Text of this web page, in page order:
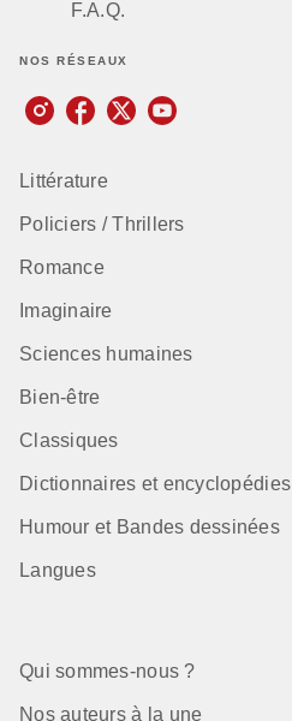
F.A.Q.
NOS RÉSEAUX
Littérature
Policiers / Thrillers
Romance
Imaginaire
Sciences humaines
Bien-être
Classiques
Dictionnaires et encyclopédies
Humour et Bandes dessinées
Langues
Qui sommes-nous ?
Nos auteurs à la une